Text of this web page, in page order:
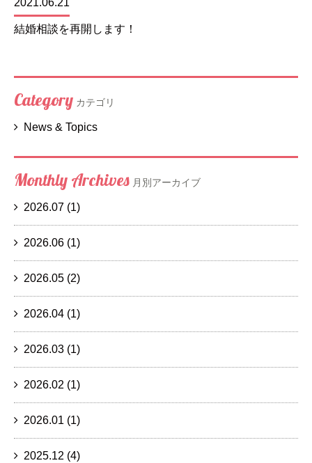
2021.06.21
結婚相談を再開します！
Category カテゴリ
News & Topics
Monthly Archives 月別アーカイブ
2026.07 (1)
2026.06 (1)
2026.05 (2)
2026.04 (1)
2026.03 (1)
2026.02 (1)
2026.01 (1)
2025.12 (4)